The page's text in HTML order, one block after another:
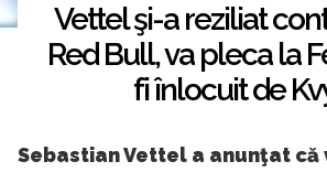
Vettel şi-a reziliat
Red Bull, va pleca la
fi înlocuit de
Sebastian Vettel a anunţat că